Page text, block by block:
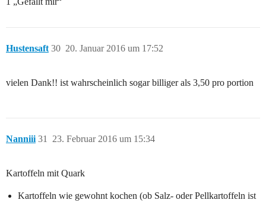
Hustensaft 20. Januar 2016 um 17:52
30
vielen Dank!! ist wahrscheinlich sogar billiger als 3,50 pro portion
Nanniii 23. Februar 2016 um 15:34
31
Kartoffeln mit Quark
Kartoffeln wie gewohnt kochen (ob Salz- oder Pellkartoffeln ist